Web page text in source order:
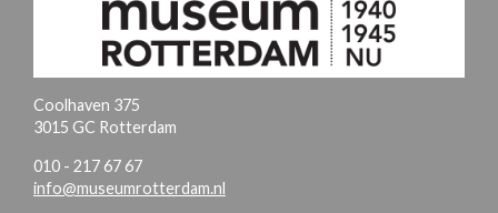
Coolhaven 375
3015 GC Rotterdam
010 - 217 67 67
info@museumrotterdam.nl